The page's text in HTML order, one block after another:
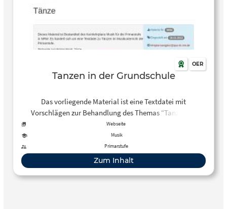
OER
Tanzen in der Grundschule
Das vorliegende Material ist eine Textdatei mit
Vorschlägen zur Behandlung des Themas “Tanzen im
Musikunterricht”, welches Bestandteil des Kernlehrplans
Musik für die Primarstufe in NRW ist.
Webseite
Musik
Primarstufe
Zum Inhalt